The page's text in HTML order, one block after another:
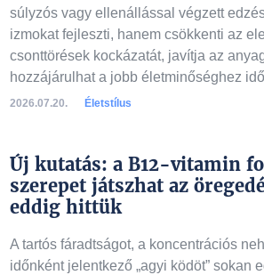
súlyzós vagy ellenállással végzett
izmokat fejleszti, hanem csökkenti az
csonttörések kockázatát, javítja az
hozzájárulhat a jobb életminőséghez
2026.07.20. Életstílus
Új kutatás: a B12-vitamin
szerepet játszhat az
eddig hittük
A tartós fáradtságot, a koncentrációs
időnként jelentkező „agyi ködöt” sokan